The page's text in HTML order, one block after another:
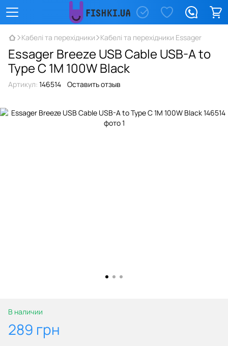
Кабелі та перехідники Кабелі та перехідники Essager
Essager Breeze USB Cable USB-A to
Type C 1M 100W Black
Артикул: 146514 Оставить отзыв
В наличии
289 грн